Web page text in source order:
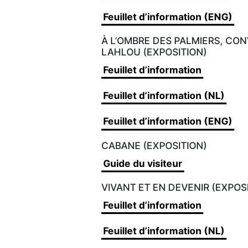
Feuillet d’information (ENG)
À L’OMBRE DES PALMIERS,
LAHLOU (EXPOSITION)
Feuillet d’information
Feuillet d’information (NL)
Feuillet d’information (ENG)
CABANE (EXPOSITION)
Guide du visiteur
VIVANT ET EN DEVENIR
Feuillet d’information
Feuillet d’information (NL)